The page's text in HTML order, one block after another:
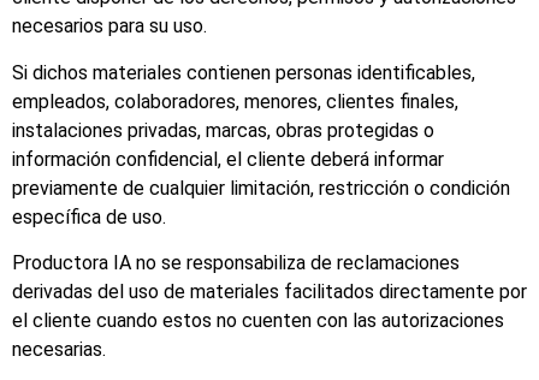
necesarios para su uso.
Si dichos materiales contienen personas identificables,
empleados, colaboradores, menores, clientes finales,
instalaciones privadas, marcas, obras protegidas o
información confidencial, el cliente deberá informar
previamente de cualquier limitación, restricción o condición
específica de uso.
Productora IA no se responsabiliza de reclamaciones
derivadas del uso de materiales facilitados directamente por
el cliente cuando estos no cuenten con las autorizaciones
necesarias.